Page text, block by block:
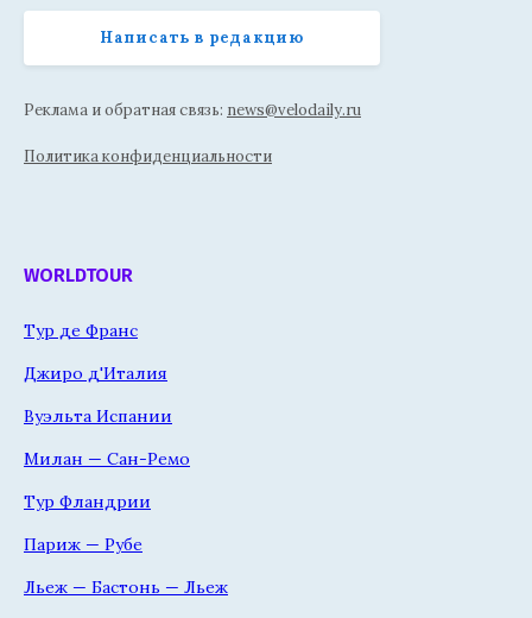
Написать в редакцию
Реклама и обратная связь: news@velodaily.ru
Политика конфиденциальности
WORLDTOUR
Тур де Франс
Джиро д'Италия
Вуэльта Испании
Милан — Сан-Ремо
Тур Фландрии
Париж — Рубе
Льеж — Бастонь — Льеж